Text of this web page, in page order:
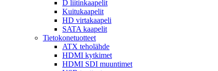
D liitinkaapelit
Kuitukaapelit
HD virtakaapeli
SATA kaapelit
Tietokonetuotteet
ATX teholähde
HDMI kytkimet
HDMI SDI muuntimet